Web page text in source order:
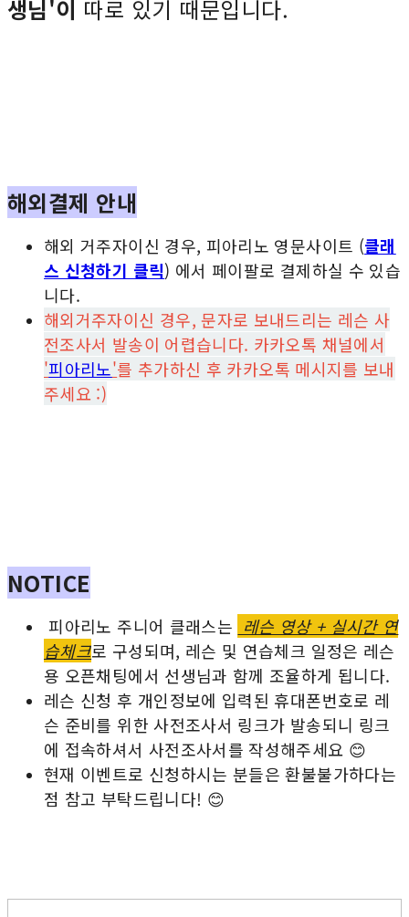
생님'이 따로 있기 때문입니다.
해외결제 안내
해외 거주자이신 경우, 피아리노 영문사이트 (클래
스 신청하기 클릭) 에서 페이팔로 결제하실 수 있습
니다.
해외거주자이신 경우, 문자로 보내드리는 레슨 사
전조사서 발송이 어렵습니다. 카카오톡 채널에서
'피아리노'를 추가하신 후 카카오톡 메시지를 보내
주세요 :)
NOTICE
피아리노 주니어 클래스는 레슨 영상 + 실시간 연
습체크로 구성되며, 레슨 및 연습체크 일정은 레슨
용 오픈채팅에서 선생님과 함께 조율하게 됩니다.
레슨 신청 후 개인정보에 입력된 휴대폰번호로 레
슨 준비를 위한 사전조사서 링크가 발송되니 링크
에 접속하셔서 사전조사서를 작성해주세요 😊
현재 이벤트로 신청하시는 분들은 환불불가하다는
점 참고 부탁드립니다! 😊